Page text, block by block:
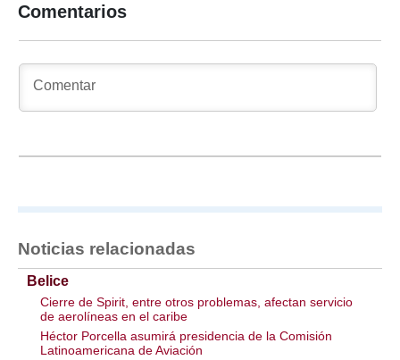
Comentarios
Noticias relacionadas
Belice
Cierre de Spirit, entre otros problemas, afectan servicio
de aerolíneas en el caribe
Héctor Porcella asumirá presidencia de la Comisión
Latinoamericana de Aviación